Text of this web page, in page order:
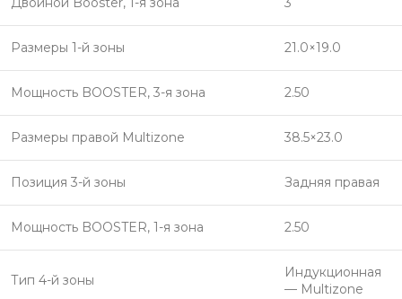
Размеры 1-й зоны 21.0×19.0
Мощность BOOSTER, 3-я зона 2.50
Размеры правой Multizone 38.5×23.0
Позиция 3-й зоны Задняя правая
Мощность BOOSTER, 1-я зона 2.50
Тип 4-й зоны
Индукционная
— Multizone